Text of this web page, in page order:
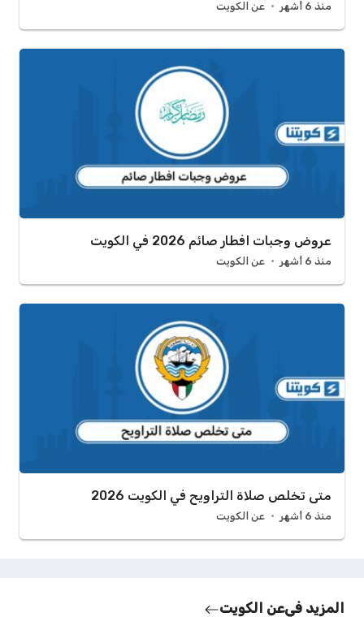
منذ 6 أشهر عن الكويت
عروض وجبات افطار صائم 2026 في الكويت
منذ 6 أشهر عن الكويت
متى تخلص صلاة التراويح في الكويت 2026
منذ 6 أشهر عن الكويت
المزيد فيعن الكويت